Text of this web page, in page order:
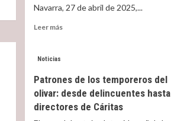
de
migrantes
Navarra, 27 de abril de 2025,...
Leer másRead
análisis
sobre
las
Noticias
Patrones de los temporeros del
olivar: desde delincuentes hasta
directores de Cáritas